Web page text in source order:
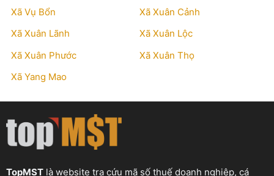
Xã Vụ Bổn
Xã Xuân Cảnh
Xã Xuân Lãnh
Xã Xuân Lộc
Xã Xuân Phước
Xã Xuân Thọ
Xã Yang Mao
TopMST là website tra cứu mã số thuế doanh nghiệp, cá